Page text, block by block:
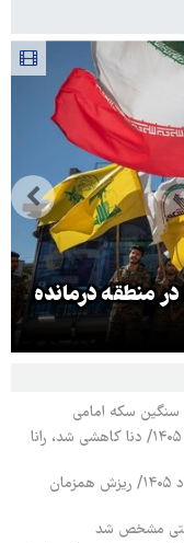
منطقه درمانده
قیمت محصولات ایران خودرو پنج‌شنبه ۸ مرداد ۱۴۰۵/ دنا کاهشی شد، رانا
قیمت محصولات ایران خودرو چهارشنبه ۱۴ مرداد ۱۴۰۵/ ریزش همزمان
مشخص شد